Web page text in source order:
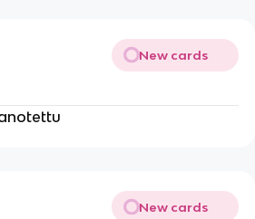
New cards
New cards